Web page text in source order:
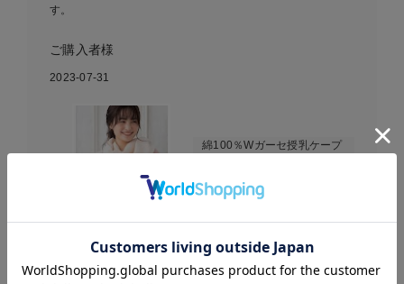
お気に入り商品を確認する
す。
ご購入者様
2023-07-31
綿100％Wガーセ授乳ケープ